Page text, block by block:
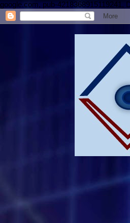
google.com, pub-4218368915119241,